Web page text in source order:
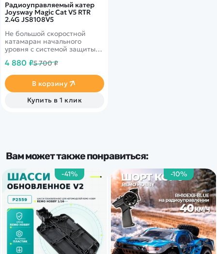
Радиоуправляемый катер
Joysway Magic Cat V5 RTR
2.4G JS8108V5
Не большой скоростной
катамаран начального
уровня с системой защиты
металлический гребной
мотора, а максимальная
скорость достигает 20 км/ч
4 880 ₽5 700 ₽
В корзину
Купить в 1 клик
Вам может также понравиться:
-10%
-41%